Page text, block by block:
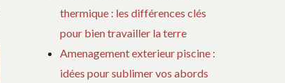
thermique : les différences clés
pour bien travailler la terre
Amenagement exterieur piscine :
idées pour sublimer vos abords